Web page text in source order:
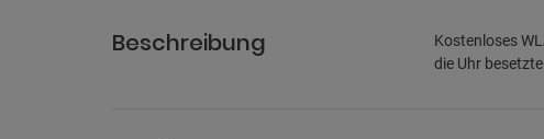
Beschreibung
Kostenloses
die Uhr